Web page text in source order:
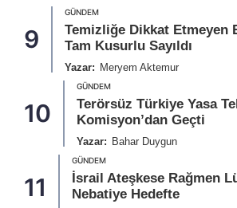
9
GÜNDEM
Temizliğe Dikkat Etmeyen
Tam Kusurlu Sayıldı
Yazar: Meryem Aktemur
10
GÜNDEM
Terörsüz Türkiye Yasa
Komisyon’dan Geçti
Yazar: Bahar Duygun
11
GÜNDEM
İsrail Ateşkese Rağmen
Nebatiye Hedefte